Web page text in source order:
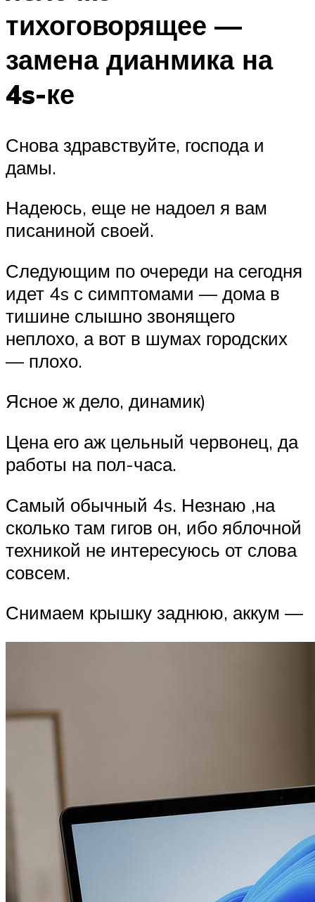
тихоговорящее —
замена дианмика на
4s-ке
Снова здравствуйте, господа и
дамы.
Надеюсь, еще не надоел я вам
писаниной своей.
Следующим по очереди на сегодня
идет 4s с симптомами — дома в
тишине слышно звонящего
неплохо, а вот в шумах городских
— плохо.
Ясное ж дело, динамик)
Цена его аж цельный червонец, да
работы на пол-часа.
Самый обычный 4s. Незнаю ,на
сколько там гигов он, ибо яблочной
техникой не интересуюсь от слова
совсем.
Снимаем крышку заднюю, аккум —